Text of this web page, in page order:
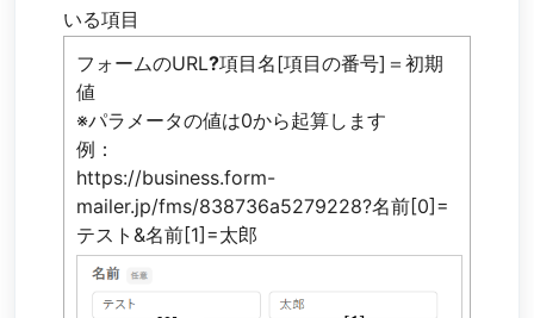
いる項目
フォームのURL?項目名[項目の番号]＝初期
値
※パラメータの値は0から起算します
例：
https://business.form-
mailer.jp/fms/838736a5279228?名前[0]=
テスト&名前[1]=太郎